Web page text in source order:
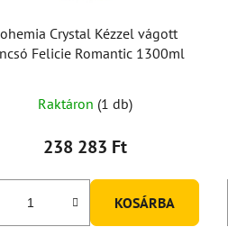
Crystal Kézzel vágott
Felicie Romantic 1300ml
Raktáron (1 db)
238 283 Ft
KOSÁRBA